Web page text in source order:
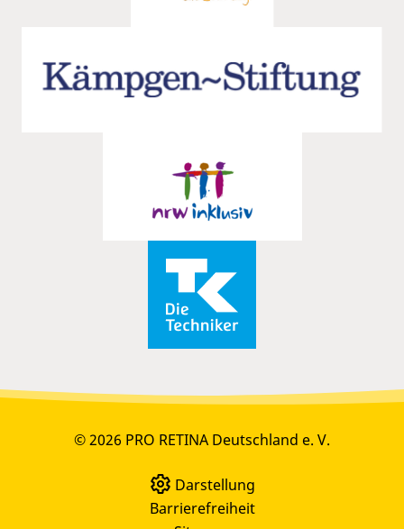
© 2026 PRO RETINA Deutschland e. V.
Darstellung
Barrierefreiheit